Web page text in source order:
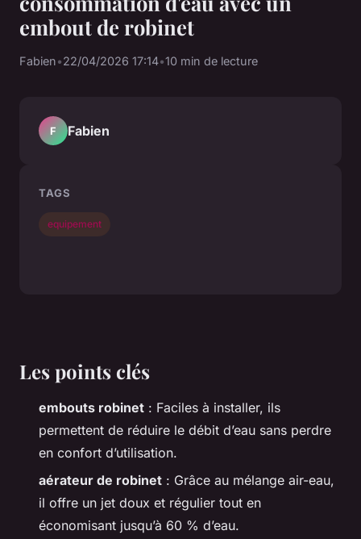
embout de robinet
Fabien•22/04/2026 17:14•10 min de lecture
Les points clés
embouts robinet : Faciles à installer, ils
permettent de réduire le débit d’eau sans perdre
en confort d’utilisation.
aérateur de robinet : Grâce au mélange air-eau,
il offre un jet doux et régulier tout en
économisant jusqu’à 60 % d’eau.
F Fabien
TAGS
equipement